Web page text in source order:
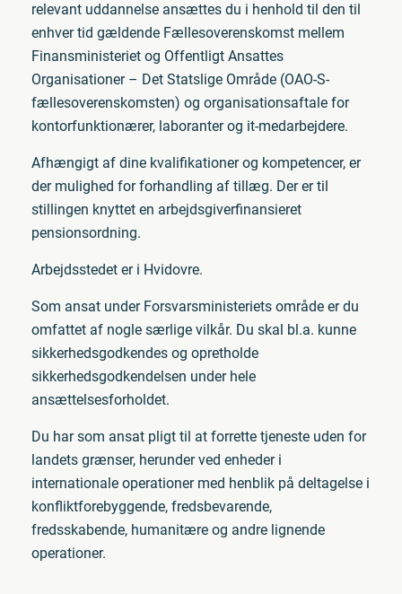
relevant uddannelse ansættes du i henhold til den til
enhver tid gældende Fællesoverenskomst mellem
Finansministeriet og Offentligt Ansattes
Organisationer – Det Statslige Område (OAO-S-
fællesoverenskomsten) og organisationsaftale for
kontorfunktionærer, laboranter og it-medarbejdere.
Afhængigt af dine kvalifikationer og kompetencer, er
der mulighed for forhandling af tillæg. Der er til
stillingen knyttet en arbejdsgiverfinansieret
pensionsordning.
Arbejdsstedet er i Hvidovre.
Som ansat under Forsvarsministeriets område er du
omfattet af nogle særlige vilkår. Du skal bl.a. kunne
sikkerhedsgodkendes og opretholde
sikkerhedsgodkendelsen under hele
ansættelsesforholdet.
Du har som ansat pligt til at forrette tjeneste uden for
landets grænser, herunder ved enheder i
internationale operationer med henblik på deltagelse i
konfliktforebyggende, fredsbevarende,
fredsskabende, humanitære og andre lignende
operationer.